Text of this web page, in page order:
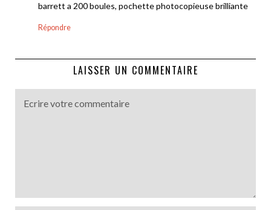
barrett a 200 boules, pochette photocopieuse brilliante
Répondre
LAISSER UN COMMENTAIRE